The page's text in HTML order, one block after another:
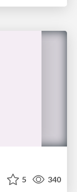
5 340